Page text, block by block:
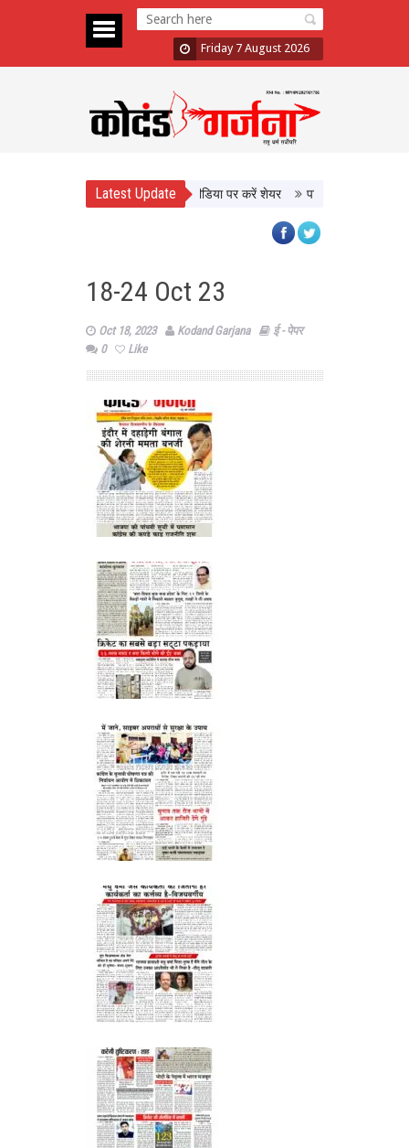
Friday 7 August 2026
Latest Update
खरीदें, वीडियो बनाकर सोशल मीडिया पर करें शेयर पश्चिम एशिया में तनाव के बीच
18-24 Oct 23
Oct 18, 2023 Kodand Garjana
ई - पेपर
0
Like